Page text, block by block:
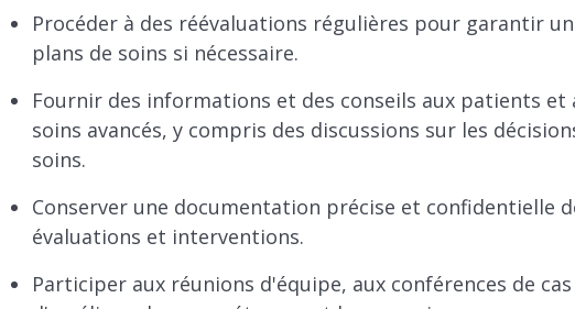
Procéder à des réévaluations régulières pour garantir
plans de soins si nécessaire.
Fournir des informations et des conseils aux patients
soins avancés, y compris des discussions sur les
soins.
Conserver une documentation précise et confidentielle
évaluations et interventions.
Participer aux réunions d'équipe, aux conférences de